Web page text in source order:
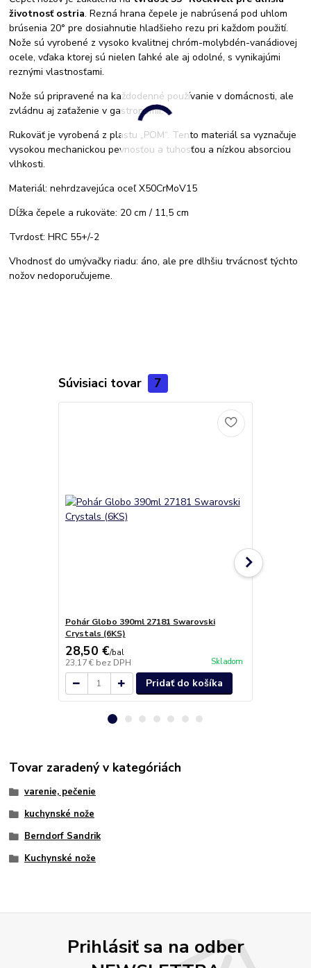
životnosť ostria. Rezná hrana čepele je nabrúsená pod uhlom
brúsenia 20° pre dosiahnutie hladšieho rezu pri každom použití.
Nože sú vyrobené z vysoko kvalitnej chróm-molybdén-vanádiovej
ocele, vďaka ktorej sú nielen ľahké ale aj odolné, s vynikajúmi
reznými vlastnosťami.
Nože sú pripravené na každodenné používanie v domácnosti, ale
zvládnu aj zaťaženie v gastronómii.
Rukoväť je vyrobená z plastu „POM“. Tento materiál sa vyznačuje
vysokou mechanickou pevnosťou a tuhosťou a nízkou absorciou
vlhkosti.
Materiál: nehrdzavejúca oceľ X50CrMoV15
Dĺžka čepele a rukoväte: 20 cm / 11,5 cm
Tvrdosť: HRC 55+/-2
Vhodnosť do umývačky riadu: áno, ale pre dlhšiu trvácnosť týchto
nožov nedoporučujeme.
Súvisiaci tovar 7
Pohár Globo 390ml 27181 Swarovski
Crystals (6KS)
28,50 €/bal
23,17 € bez DPH Skladom
Pridať do košíka
Tovar zaradený v kategóriách
varenie, pečenie
kuchynské nože
Berndorf Sandrik
Kuchynské nože
Prihlásiť sa na odber